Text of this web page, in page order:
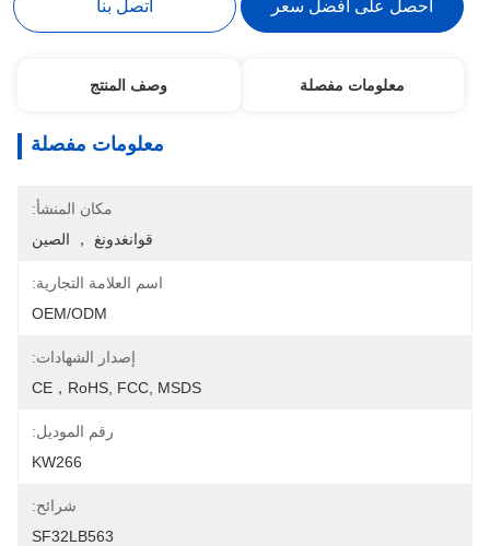
احصل على أفضل سعر اتصل بنا
معلومات مفصلة وصف المنتج
معلومات مفصلة
مكان المنشأ:
قوانغدونغ ， الصين
اسم العلامة التجارية:
OEM/ODM
إصدار الشهادات:
CE，RoHS, FCC, MSDS
رقم الموديل:
KW266
شرائح:
SF32LB563